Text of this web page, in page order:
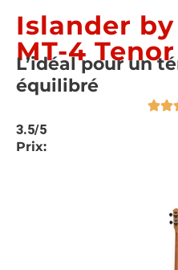
Islander
MT-4 Tenor
L’idéal pour un
équilibré
3.5/5
Prix: